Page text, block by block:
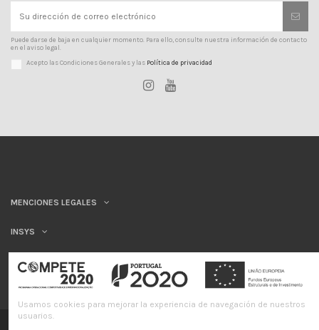
Puede darse de baja en cualquier momento. Para ello, consulte nuestra información de contacto
en el aviso legal.
Acepto las Condiciones Generales y las Política de privacidad
MENCIONES LEGALES
INSYS
Usamos cookies para mejorar la experiencia de navegación de nuestros
usuarios.